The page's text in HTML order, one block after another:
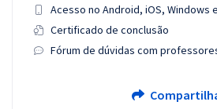
Acesso no Android, iOS, Windows
Certificado de conclusão
Fórum de dúvidas com